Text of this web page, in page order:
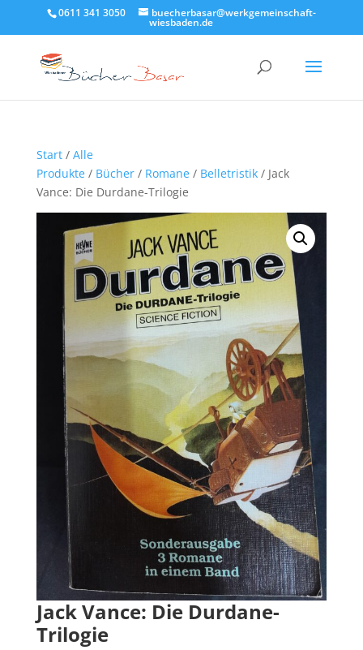
0611 341 3050 buecherbasar@werkgemeinschaft-
wiesbaden.de
Start/ Alle
Produkte/ Bücher/ Romane/ Belletristik/ Jack
Vance: Die Durdane-Trilogie
Jack Vance: Die Durdane-
Trilogie